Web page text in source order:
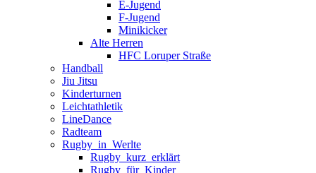
E-Jugend
F-Jugend
Minikicker
Alte Herren
HFC Loruper Straße
Handball
Jiu Jitsu
Kinderturnen
Leichtathletik
LineDance
Radteam
Rugby_in_Werlte
Rugby_kurz_erklärt
Rugby_für_Kinder